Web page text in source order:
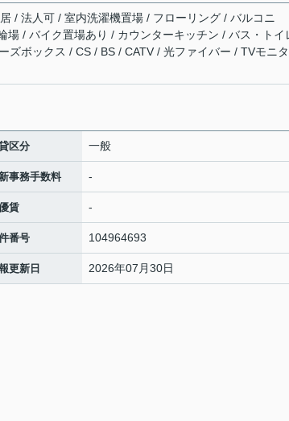
/ 法人可 / 室内洗濯機置場 / フローリング / バルコニ
場 / バイク置場あり / カウンターキッチン / バス・トイ
ズボックス / CS / BS / CATV / 光ファイバー / TVモニ
区分 一般
事務手数料 -
賃 -
番号 104964693
更新日 2026年07月30日